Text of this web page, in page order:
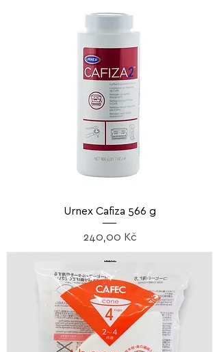
Urnex Cafiza 566 g
Cena
240,00 Kč